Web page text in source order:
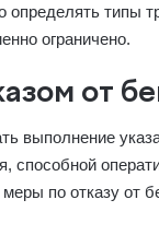
типы
ограничено.
от
выполнение
способной
по отказу от